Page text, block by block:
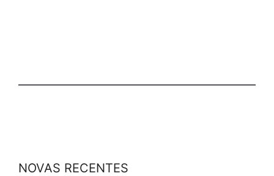
NOVAS RECENTES